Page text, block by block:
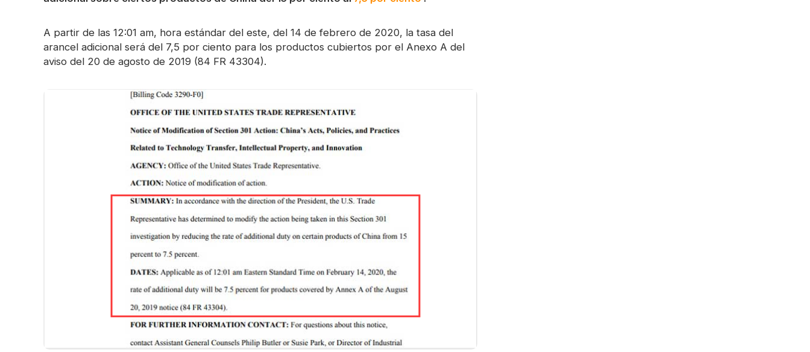
A partir de las 12:01 am, hora estándar del este, del 14 de febrero de 2020, la tasa del
arancel adicional será del 7,5 por ciento para los productos cubiertos por el Anexo A del
aviso del 20 de agosto de 2019 (84 FR 43304).